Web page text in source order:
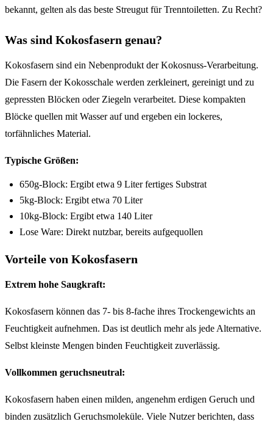
bekannt, gelten als das beste Streugut für Trenntoiletten. Zu Recht?
Was sind Kokosfasern genau?
Kokosfasern sind ein Nebenprodukt der Kokosnuss-Verarbeitung.
Die Fasern der Kokosschale werden zerkleinert, gereinigt und zu
gepressten Blöcken oder Ziegeln verarbeitet. Diese kompakten
Blöcke quellen mit Wasser auf und ergeben ein lockeres,
torfähnliches Material.
Typische Größen:
650g-Block: Ergibt etwa 9 Liter fertiges Substrat
5kg-Block: Ergibt etwa 70 Liter
10kg-Block: Ergibt etwa 140 Liter
Lose Ware: Direkt nutzbar, bereits aufgequollen
Vorteile von Kokosfasern
Extrem hohe Saugkraft:
Kokosfasern können das 7- bis 8-fache ihres Trockengewichts an
Feuchtigkeit aufnehmen. Das ist deutlich mehr als jede Alternative.
Selbst kleinste Mengen binden Feuchtigkeit zuverlässig.
Vollkommen geruchsneutral:
Kokosfasern haben einen milden, angenehm erdigen Geruch und
binden zusätzlich Geruchsmoleküle. Viele Nutzer berichten, dass